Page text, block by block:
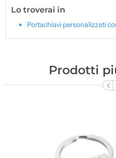
Lo troverai in
Portachiavi personalizzati
Prodotti